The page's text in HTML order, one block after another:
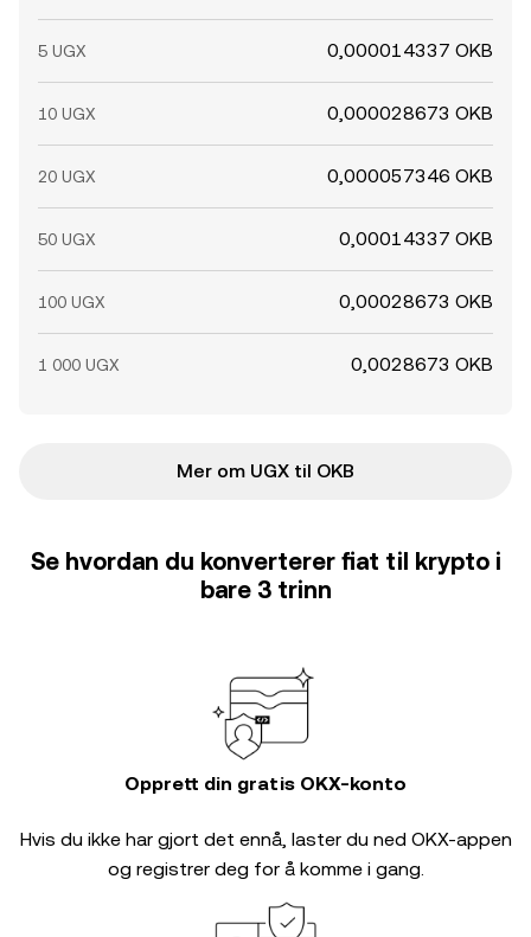
5 UGX 0,000014337 OKB
10 UGX 0,000028673 OKB
20 UGX 0,000057346 OKB
50 UGX 0,00014337 OKB
100 UGX 0,00028673 OKB
1 000 UGX 0,0028673 OKB
Mer om UGX til OKB
Se hvordan du konverterer fiat til krypto i
bare 3 trinn
Opprett din gratis OKX-konto
Hvis du ikke har gjort det ennå, laster du ned OKX-appen
og registrer deg for å komme i gang.